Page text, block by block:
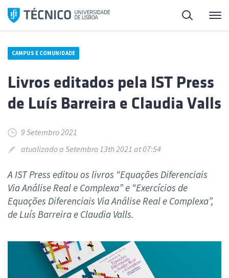
Saltar
para
Pesquisa
CAMPUS E COMUNIDADE
Livros editados pela IST Press
de Luís Barreira e Claudia Valls
9 Setembro 2021
atualizado a Setembro 13th 2021 at 07:54
A IST Press editou os livros “Equações Diferenciais
Via Análise Real e Complexa” e “Exercícios de
Equações Diferenciais Via Análise Real e Complexa”,
de Luís Barreira e Claudia Valls.